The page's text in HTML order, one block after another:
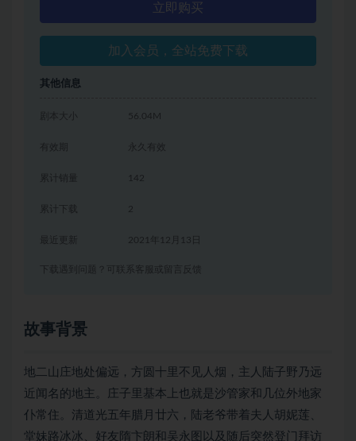
立即购买
加入会员，全站免费下载
其他信息
剧本大小 56.04M
有效期 永久有效
累计销量 142
累计下载 2
2021年12月13日
下载遇到问题？可联系客服或留言反馈
故事背景
地二山庄地处偏远，方圆十里不见人烟，主人陆子野乃远
近闻名的地主。庄子里基本上也就是沙管家和几位外地家
仆常住。清道光五年腊月廿六，陆老爷带着夫人胡妮莲、
堂妹路冰冰、好友隋卞朗和吴永图以及随后突然登门拜访